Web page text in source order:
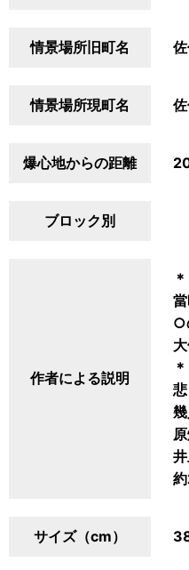
情景場所旧町名
情景場所現町名
爆心地からの距離
ブロック別
作者による説明
○
サイズ（cm）